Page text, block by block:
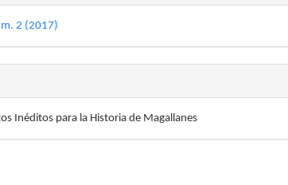
2 (2017)
Inéditos para la Historia de Magallanes